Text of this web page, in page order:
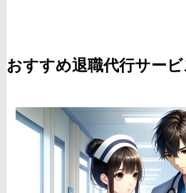
おすすめ退職代行サー